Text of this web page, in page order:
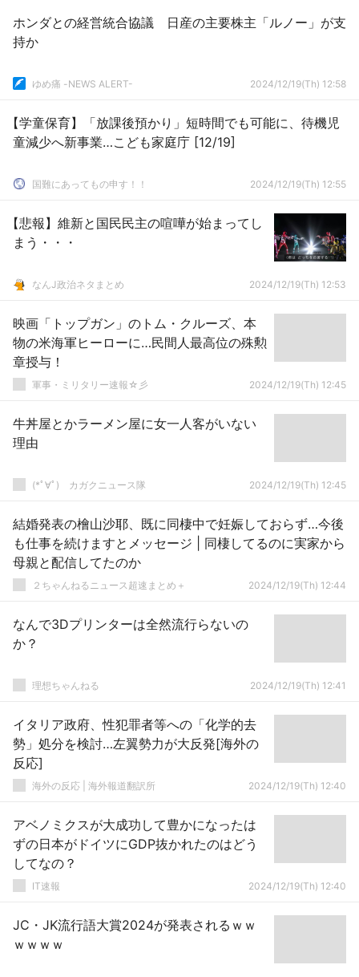
ホンダとの経営統合協議 日産の主要株主「ルノー」が支
持か
ゆめ痛 -NEWS ALERT- 2024/12/19(Th) 12:58
【学童保育】「放課後預かり」短時間でも可能に、待機児
童減少へ新事業…こども家庭庁 [12/19]
国難にあってもの申す！！ 2024/12/19(Th) 12:55
【悲報】維新と国民民主の喧嘩が始まってし
まう・・・
なんJ政治ネタまとめ 2024/12/19(Th) 12:53
映画「トップガン」のトム・クルーズ、本
物の米海軍ヒーローに…民間人最高位の殊勲
章授与！
軍事・ミリタリー速報☆彡 2024/12/19(Th) 12:45
牛丼屋とかラーメン屋に女一人客がいない
理由
(*ﾟ∀ﾟ)ゞカガクニュース隊 2024/12/19(Th) 12:45
結婚発表の檜山沙耶、既に同棲中で妊娠しておらず…今後
も仕事を続けますとメッセージ | 同棲してるのに実家から
母親と配信してたのか
２ちゃんねるニュース超速まとめ＋ 2024/12/19(Th) 12:44
なんで3Dプリンターは全然流行らないの
か？
理想ちゃんねる 2024/12/19(Th) 12:41
イタリア政府、性犯罪者等への「化学的去
勢」処分を検討…左翼勢力が大反発[海外の
反応]
海外の反応 | 海外報道翻訳所 2024/12/19(Th) 12:40
アベノミクスが大成功して豊かになったは
ずの日本がドイツにGDP抜かれたのはどう
してなの？
IT速報 2024/12/19(Th) 12:40
JC・JK流行語大賞2024が発表されるｗｗ
ｗｗｗｗ